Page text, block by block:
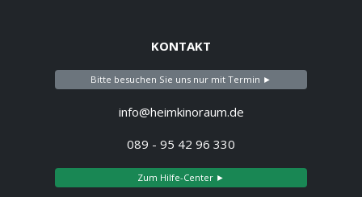
KONTAKT
Bitte besuchen Sie uns nur mit Termin ►
info@heimkinoraum.de
089 - 95 42 96 330
Zum Hilfe-Center ►